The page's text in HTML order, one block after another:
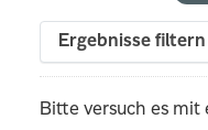
Ergebnisse filtern
Bitte versuch es mit